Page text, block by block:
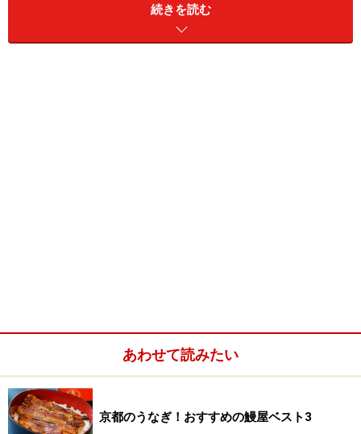
つ。左手にはご主人の立たれるカウンター、と大きく分
けて二種類の座席が用意されています。こういった、そ
の日のＴＰＯに合わせて、プライベートや接待等で使い
わけできる勝手の良さも、祇園ならではの魅力といえま
す。
続きを読む
あわせて読みたい
京都のうなぎ！おすすめの鰻屋ベスト3